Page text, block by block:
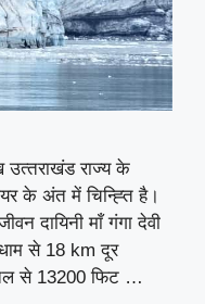
राज्‍य के
के अंत में चिन्ह्ति है।
दायिनी माँ गंगा देवी
से 18 km दूर
से 13200 फिट …